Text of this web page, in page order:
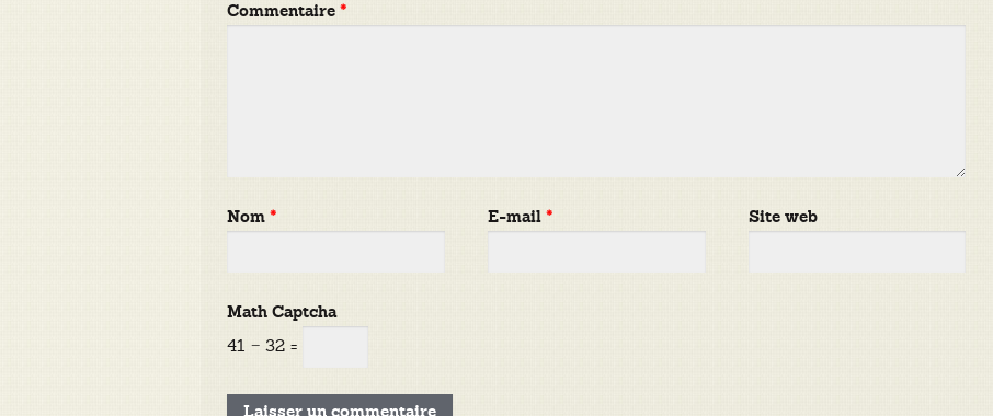
Commentaire*
Nom* E-mail* Site web
Math Captcha
41 − 32 =